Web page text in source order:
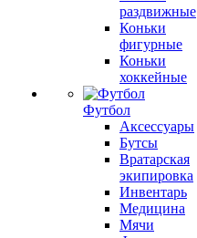
раздвижные
Коньки
фигурные
Коньки
хоккейные
Футбол
Аксессуары
Бутсы
Вратарская
экипировка
Инвентарь
Медицина
Мячи